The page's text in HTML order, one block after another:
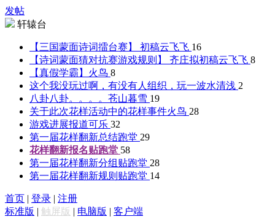
发帖
轩辕台
【三国蒙面诗词擂台赛】 初稿云飞飞 16
【诗词蒙面猜对抗赛游戏规则】 齐庄拟初稿云飞飞 8
【真假学霸】 火鸟 8
这个我没玩过啊，有没有人组织，玩一波水清浅 2
八卦八卦。。。。 苍山暮雪 19
关于此次花样活动中的花样事件火鸟 28
游戏进展报道可乐 32
第一届花样翻新总结跑堂 29
花样翻新报名贴跑堂 58
第一届花样翻新分组贴跑堂 28
第一届花样翻新规则贴跑堂 14
首页 | 登录 | 注册
标准版 | 触屏版 | 电脑版 | 客户端